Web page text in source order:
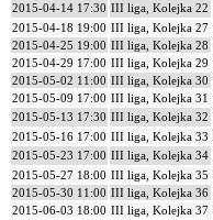
2015-04-14 17:30 III liga, Kolejka 22
2015-04-18 19:00 III liga, Kolejka 27
2015-04-25 19:00 III liga, Kolejka 28
2015-04-29 17:00 III liga, Kolejka 29
2015-05-02 11:00 III liga, Kolejka 30
2015-05-09 17:00 III liga, Kolejka 31
2015-05-13 17:30 III liga, Kolejka 32
2015-05-16 17:00 III liga, Kolejka 33
2015-05-23 17:00 III liga, Kolejka 34
2015-05-27 18:00 III liga, Kolejka 35
2015-05-30 11:00 III liga, Kolejka 36
2015-06-03 18:00 III liga, Kolejka 37